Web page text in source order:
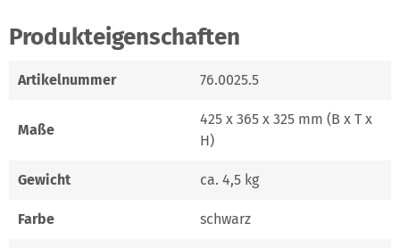
Produkteigenschaften
Artikelnummer 76.0025.5
Maße
425 x 365 x 325 mm (B x T x
H)
Gewicht ca. 4,5 kg
Farbe schwarz